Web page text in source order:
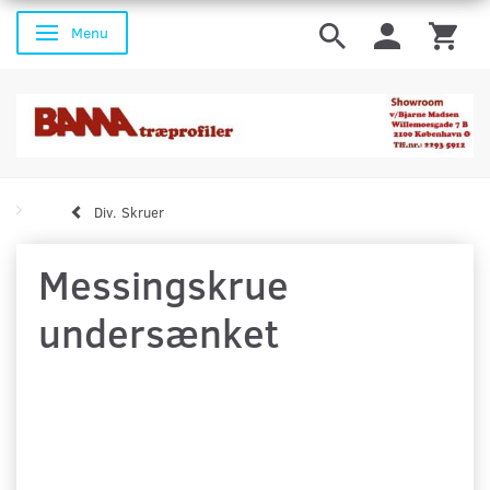
Skifte navigation
Menu
Div. Skruer
Messingskrue
undersænket